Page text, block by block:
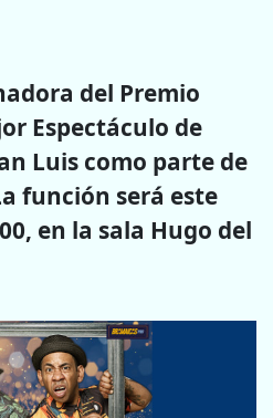
del Premio
Espectáculo de
Luis como parte de
función será este
en la sala Hugo del